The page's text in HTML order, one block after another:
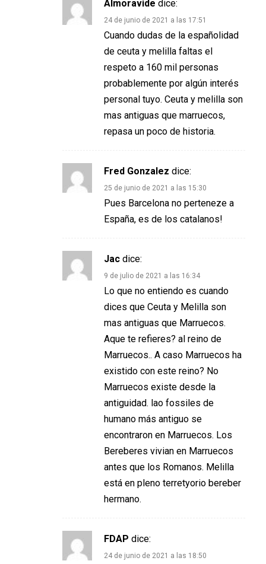
Almoravide dice:
24 de junio de 2021 a las 17:51
Cuando dudas de la españolidad
de ceuta y melilla faltas el
respeto a 160 mil personas
probablemente por algún interés
personal tuyo. Ceuta y melilla son
mas antiguas que marruecos,
repasa un poco de historia.
Fred Gonzalez dice:
25 de junio de 2021 a las 15:30
Pues Barcelona no perteneze a
España, es de los catalanos!
Jac dice:
9 de julio de 2021 a las 16:34
Lo que no entiendo es cuando
dices que Ceuta y Melilla son
mas antiguas que Marruecos.
Aque te refieres? al reino de
Marruecos.. A caso Marruecos ha
existido con este reino? No
Marruecos existe desde la
antiguidad. lao fossiles de
humano más antiguo se
encontraron en Marruecos. Los
Bereberes vivian en Marruecos
antes que los Romanos. Melilla
está en pleno terretyorio bereber
hermano.
FDAP dice:
24 de junio de 2021 a las 18:50